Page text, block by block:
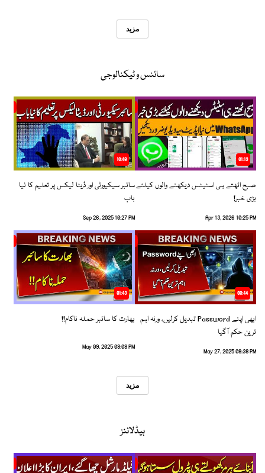
مزید
سائنس و ٹیکنالوجی
01:13
صبح اٹھتے ہی اسٹیٹس دیکھنے والوں کیلئے
بڑی خبر!
Apr 13, 2026 10:25 PM
10:48
سائبر سیکیورٹی اور ڈیٹا لیکس پر تعلیم کا نیا
باب
Sep 26, 2025 10:27 PM
00:44
ابھی اپنے Password تبدیل کرلیں، ورنہ اہم
ترین حکم آگیا
May 27, 2025 08:38 PM
01:43
بھارت کا سائبر حملہ ناکام!!
May 09, 2025 08:08 PM
مزید
ہیڈلائنز